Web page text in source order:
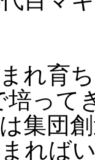
れ育
培って
集団
れば